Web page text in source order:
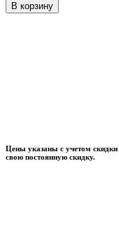
В корзину
Цены указаны с учетом скидки
свою постоянную скидку.